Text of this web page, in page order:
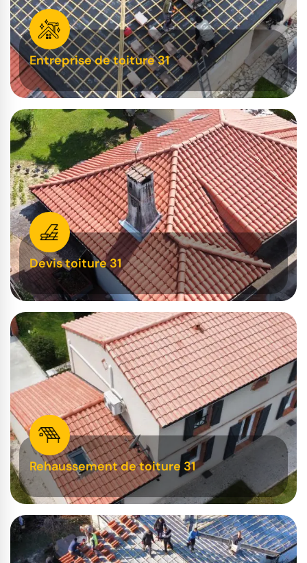
Entreprise de toiture 31
Devis toiture 31
Rehaussement de toiture 31